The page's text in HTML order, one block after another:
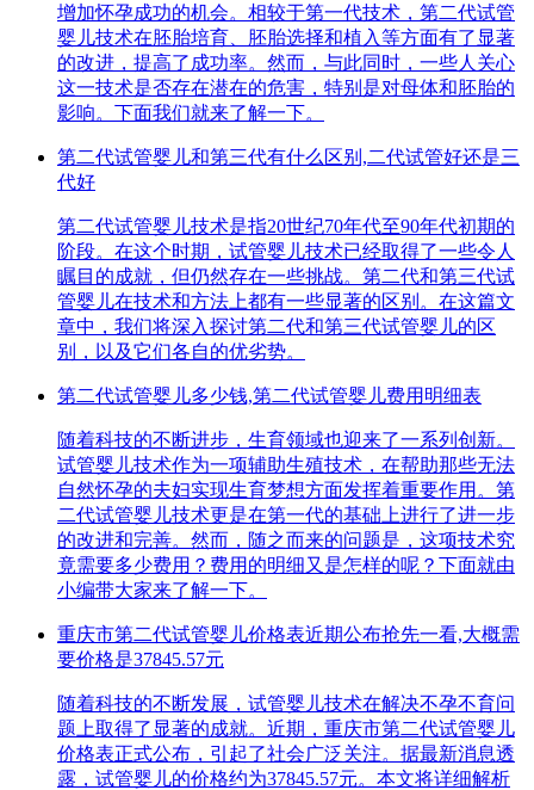
增加怀孕成功的机会。相较于第一代技术，第二代试管
婴儿技术在胚胎培育、胚胎选择和植入等方面有了显著
的改进，提高了成功率。然而，与此同时，一些人关心
这一技术是否存在潜在的危害，特别是对母体和胚胎的
影响。下面我们就来了解一下。
第二代试管婴儿和第三代有什么区别,二代试管好还是三
代好
第二代试管婴儿技术是指20世纪70年代至90年代初期的
阶段。在这个时期，试管婴儿技术已经取得了一些令人
瞩目的成就，但仍然存在一些挑战。第二代和第三代试
管婴儿在技术和方法上都有一些显著的区别。在这篇文
章中，我们将深入探讨第二代和第三代试管婴儿的区
别，以及它们各自的优劣势。
第二代试管婴儿多少钱,第二代试管婴儿费用明细表
随着科技的不断进步，生育领域也迎来了一系列创新。
试管婴儿技术作为一项辅助生殖技术，在帮助那些无法
自然怀孕的夫妇实现生育梦想方面发挥着重要作用。第
二代试管婴儿技术更是在第一代的基础上进行了进一步
的改进和完善。然而，随之而来的问题是，这项技术究
竟需要多少费用？费用的明细又是怎样的呢？下面就由
小编带大家来了解一下。
重庆市第二代试管婴儿价格表近期公布抢先一看,大概需
要价格是37845.57元
随着科技的不断发展，试管婴儿技术在解决不孕不育问
题上取得了显著的成就。近期，重庆市第二代试管婴儿
价格表正式公布，引起了社会广泛关注。据最新消息透
露，试管婴儿的价格约为37845.57元。本文将详细解析